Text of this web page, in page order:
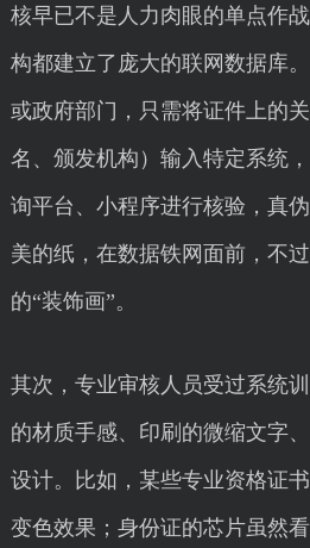
核早已不是人力肉眼的单点作
构都建立了庞大的联网数据库
或政府部门，只需将证件上的
名、颁发机构）输入特定系统
询平台、小程序进行核验，真
美的纸，在数据铁网面前，不
的“装饰画”。
其次，专业审核人员受过系统
的材质手感、印刷的微缩文字
设计。比如，某些专业资格证
变色效果；身份证的芯片虽然